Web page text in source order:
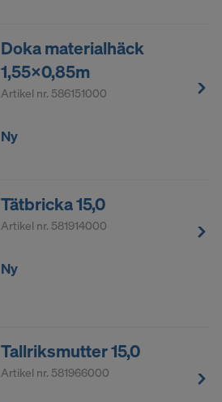
Doka materialhäck
1,55x0,85m
Artikel nr. 586151000
Ny
Tätbricka 15,0
Artikel nr. 581914000
Ny
Tallriksmutter 15,0
Artikel nr. 581966000